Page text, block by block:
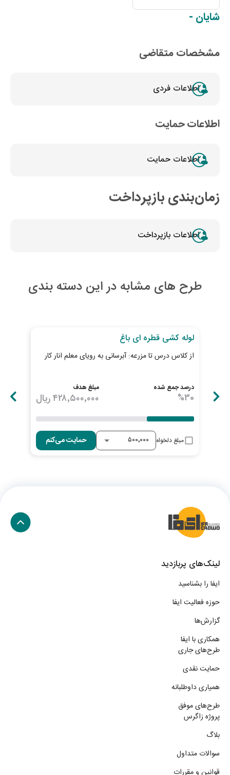
شایان -
مشخصات متقاضی
اطلاعات فردی
اطلاعات حمایت
اطلاعات حمایت
زمان‌بندی بازپرداخت
اطلاعات بازپرداخت
طرح های مشابه در این دسته بندی
لوله کشی قطره ای باغ
از کلاس درس تا مزرعه: آبرسانی به رویای معلم انار کار
درصد جمع شده
%30
مبلغ هدف
۴۲۸٬۵۰۰٬۰۰۰ریال
مبلغ دلخواه حمایت می‌کنم
لینک‌های پربازدید
ایفا را بشناسید
حوزه فعالیت ایفا
گزارش‌ها
همکاری با ایفا
طرح‌های جاری
حمایت نقدی
همیاری داوطلبانه
طرح‌های موفق
پروژه زاگرس
بلاگ
سوالات متداول
قوانین و مقررات